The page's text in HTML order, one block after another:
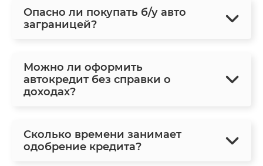
Опасно ли покупать б/у авто
заграницей?
Можно ли оформить
автокредит без справки о
доходах?
Сколько времени занимает
одобрение кредита?